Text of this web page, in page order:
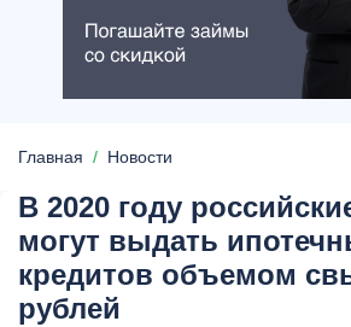
Главная Новости
В 2020 году
могут выдать
кредитов объемом
рублей